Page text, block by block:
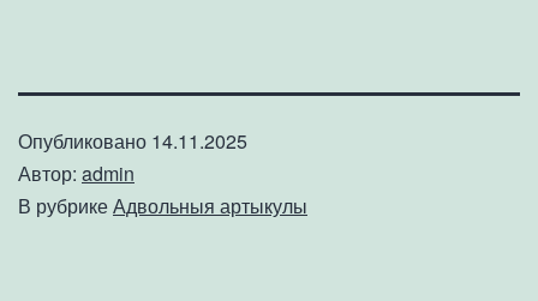
Опубликовано 14.11.2025
Автор: admin
В рубрикеАдвольныя артыкулы